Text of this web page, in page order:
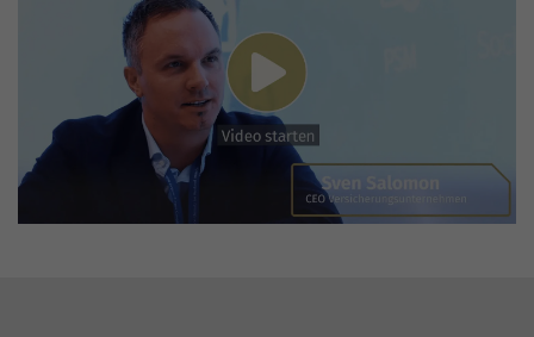
Profi-SEO startet bei uns
Monat, inkl. Content,